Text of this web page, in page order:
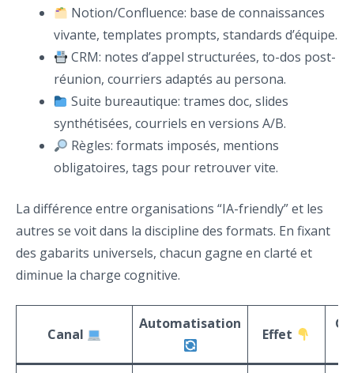
Notion/Confluence: base de connaissances
vivante, templates prompts, standards d’équipe.
CRM: notes d’appel structurées, to-dos post-
réunion, courriers adaptés au persona.
Suite bureautique: trames doc, slides
synthétisées, courriels en versions A/B.
Règles: formats imposés, mentions
obligatoires, tags pour retrouver vite.
La différence entre organisations “IA-friendly” et les
autres se voit dans la discipline des formats. En fixant
des gabarits universels, chacun gagne en clarté et
diminue la charge cognitive.
Canal
Automatisation
Effet